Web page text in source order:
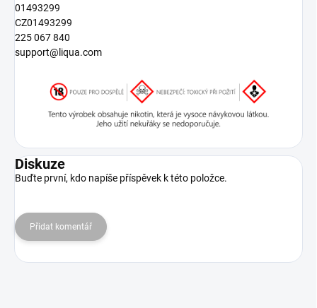
01493299
CZ01493299
225 067 840
support@liqua.com
Diskuze
Buďte první, kdo napíše příspěvek k této položce.
Přidat komentář